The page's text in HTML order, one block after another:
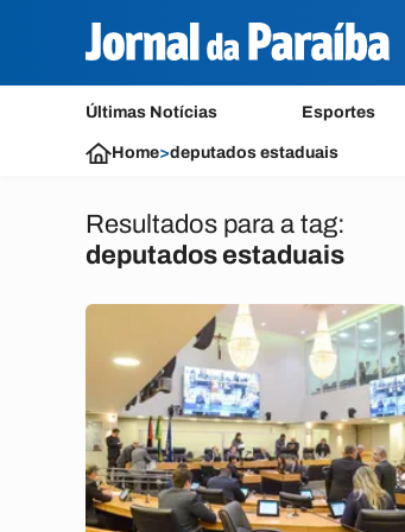
Últimas Notícias Esportes
Home>deputados estaduais
Resultados para a tag:
deputados estaduais